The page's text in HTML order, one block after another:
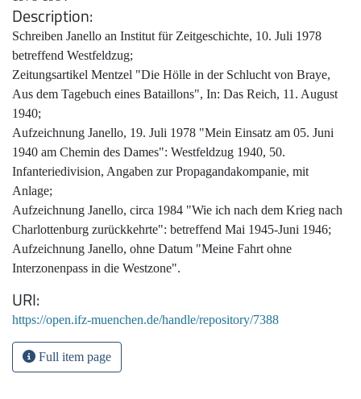
Description
Schreiben Janello an Institut für Zeitgeschichte, 10. Juli 1978
betreffend Westfeldzug;
Zeitungsartikel Mentzel "Die Hölle in der Schlucht von Braye,
Aus dem Tagebuch eines Bataillons", In: Das Reich, 11. August
1940;
Aufzeichnung Janello, 19. Juli 1978 "Mein Einsatz am 05. Juni
1940 am Chemin des Dames": Westfeldzug 1940, 50.
Infanteriedivision, Angaben zur Propagandakompanie, mit
Anlage;
Aufzeichnung Janello, circa 1984 "Wie ich nach dem Krieg nach
Charlottenburg zurückkehrte": betreffend Mai 1945-Juni 1946;
Aufzeichnung Janello, ohne Datum "Meine Fahrt ohne
Interzonenpass in die Westzone".
URI
https://open.ifz-muenchen.de/handle/repository/7388
Full item page